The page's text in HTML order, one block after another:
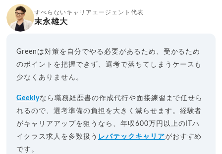
すべらないキャリアエージェント代表
末永雄大
Greenは対策を自分でやる必要があるため、受かるため
のポイントを把握できず、選考で落ちてしまうケースも
少なくありません。
Geeklyなら職務経歴書の作成代行や面接練習まで任せら
れるので、選考準備の負担を大きく減らせます。経験者
がキャリアアップを狙うなら、年収600万円以上のITハ
イクラス求人を多数扱う レバテックキャリアがおすすめ
です。